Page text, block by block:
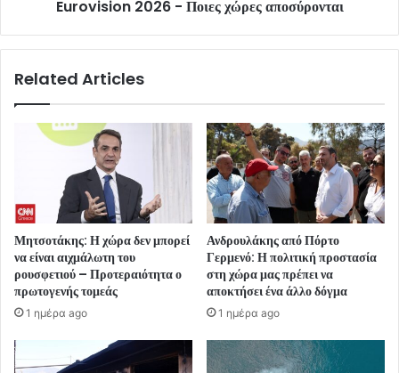
Eurovision 2026 - Ποιες χώρες αποσύρονται
Related Articles
Μητσοτάκης: Η χώρα δεν μπορεί
να είναι αιχμάλωτη του
ρουσφετιού – Προτεραιότητα ο
πρωτογενής τομεάς
1 ημέρα ago
Ανδρουλάκης από Πόρτο
Γερμενό: Η πολιτική προστασία
στη χώρα μας πρέπει να
αποκτήσει ένα άλλο δόγμα
1 ημέρα ago